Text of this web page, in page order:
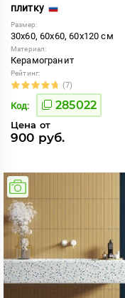
плитку
Размер:
30x60, 60x60, 60x120 см
Материал:
Керамогранит
Рейтинг:
(7)
Код: 285022
Цена от
900 руб.